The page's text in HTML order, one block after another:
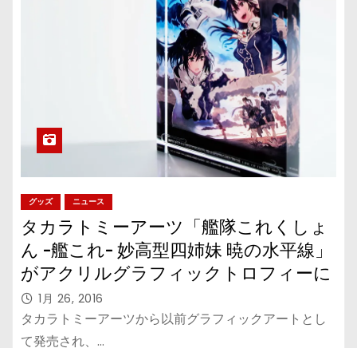
グッズ ニュース
タカラトミーアーツ「艦隊これくしょ
ん -艦これ- 妙高型四姉妹 暁の水平線」
がアクリルグラフィックトロフィーに
1月 26, 2016
タカラトミーアーツから以前グラフィックアートとし
て発売され、…